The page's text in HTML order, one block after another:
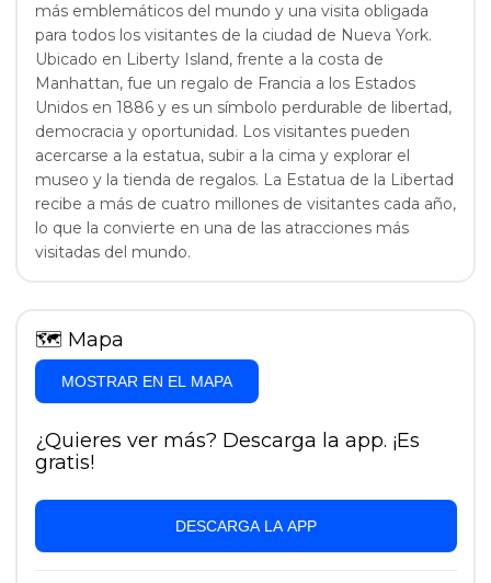
más emblemáticos del mundo y una visita obligada
para todos los visitantes de la ciudad de Nueva York.
Ubicado en Liberty Island, frente a la costa de
Manhattan, fue un regalo de Francia a los Estados
Unidos en 1886 y es un símbolo perdurable de libertad,
democracia y oportunidad. Los visitantes pueden
acercarse a la estatua, subir a la cima y explorar el
museo y la tienda de regalos. La Estatua de la Libertad
recibe a más de cuatro millones de visitantes cada año,
lo que la convierte en una de las atracciones más
visitadas del mundo.
🗺 Mapa
MOSTRAR EN EL MAPA
¿Quieres ver más? Descarga la app. ¡Es
gratis!
DESCARGA LA APP